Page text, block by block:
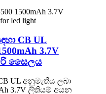
CB UL
3.7V
සෛලය
UL අනුමැතිය ලබා
3.7V ලිතියම් අයන